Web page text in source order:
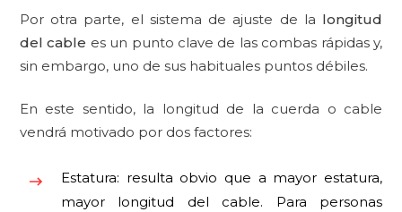
Por otra parte, el sistema de ajuste de la longitud
del cable es un punto clave de las combas rápidas y,
sin embargo, uno de sus habituales puntos débiles.
En este sentido, la longitud de la cuerda o cable
vendrá motivado por dos factores:
Estatura: resulta obvio que a mayor estatura,
mayor longitud del cable. Para personas